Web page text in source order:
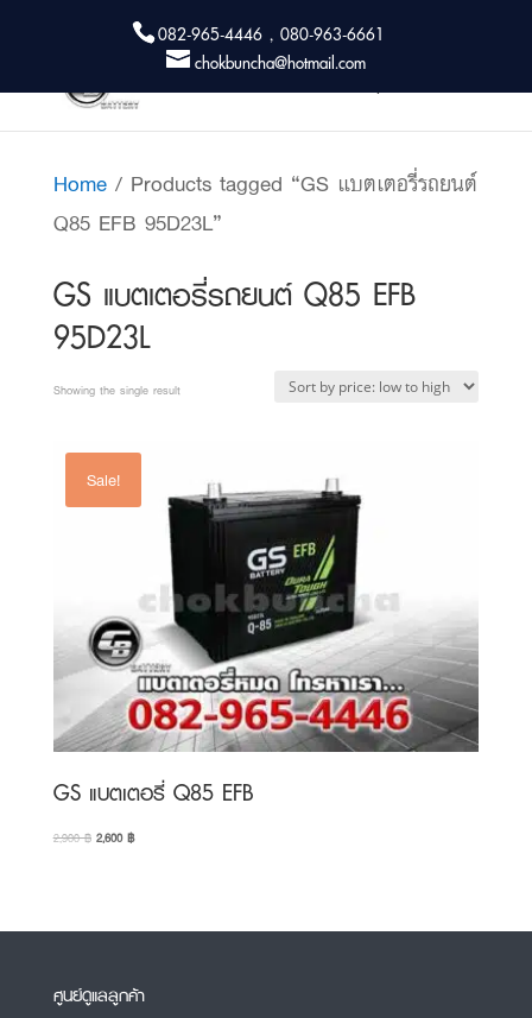
082-965-4446 , 080-963-6661
chokbuncha@hotmail.com
Home/ Products tagged “GS แบตเตอรี่รถยนต์
Q85 EFB 95D23L”
GS แบตเตอรี่รถยนต์ Q85 EFB
95D23L
Showing the single result
Sale!
GS แบตเตอรี่ Q85 EFB
2,900฿ Original
2,600฿Current
ศูนย์ดูแลลูกค้า